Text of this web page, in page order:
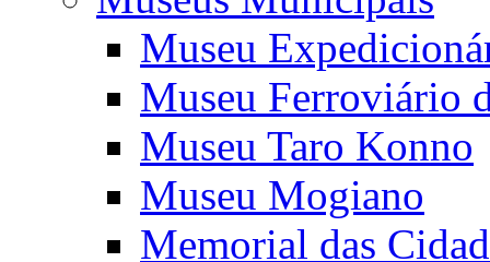
Museu
Museu Ferroviário
Museu Taro Konno
Museu Mogiano
Memorial das